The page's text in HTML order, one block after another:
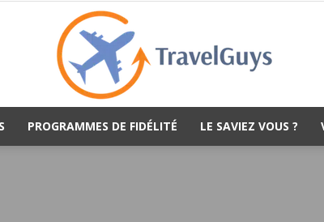
PROGRAMMES DE FIDÉLITÉ LE SAVIEZ VOUS ?